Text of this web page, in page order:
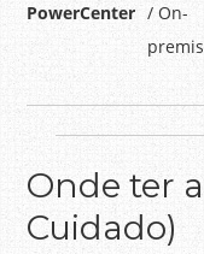
PowerCenter / On-
Onde ter
Cuidado)